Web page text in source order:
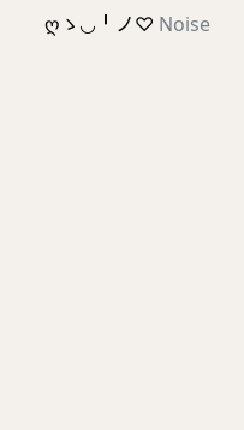
ღゝ◡╹ノ♡ Noise